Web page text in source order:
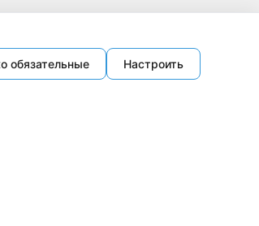
обязательные Настроить